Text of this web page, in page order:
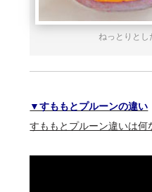
ねっとりとし
▼すももとプルーンの違い
すももとプルーン違いは何